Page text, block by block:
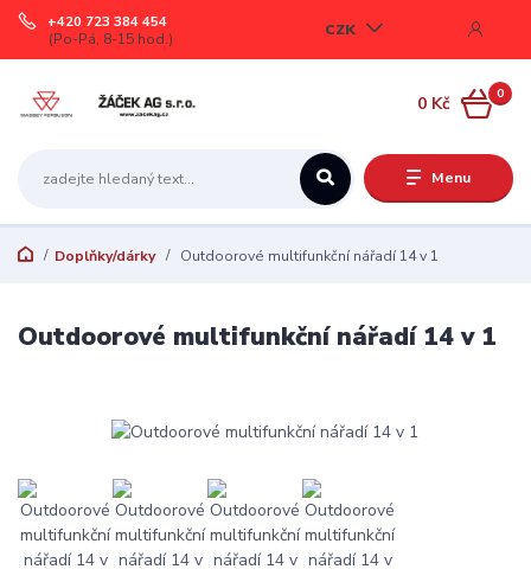
Menu
CZK
+420 723 384 454
(Po-Pá, 8-15 hod.)
0
0 Kč
Doplňky/dárky Outdoorové multifunkční nářadí 14 v 1
Outdoorové multifunkční nářadí 14 v 1